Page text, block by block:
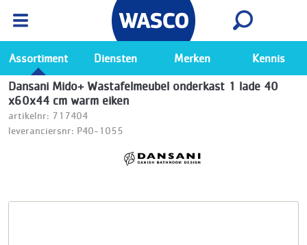
Ga naar de Wasco app
Bekijk
Assortiment Diensten Merken Kennis
Dansani Mido+ Wastafelmeubel onderkast 1 lade 40
x60x44 cm warm eiken
artikelnr: 717404
leveranciersnr: P40-1055